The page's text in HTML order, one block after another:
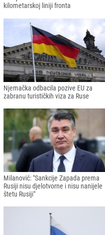
kilometarskoj liniji fronta
Njemačka odbacila pozive EU za
zabranu turističkih viza za Ruse
Milanović: "Sankcije Zapada prema
Rusiji nisu djelotvorne i nisu nanijele
štetu Rusiji"